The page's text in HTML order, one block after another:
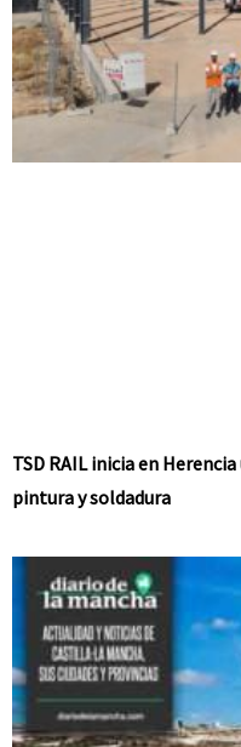
TSD RAIL inicia en
pintura y soldadura